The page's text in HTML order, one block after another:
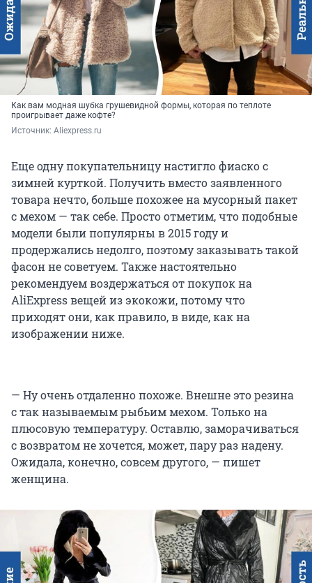
Как вам модная шубка грушевидной формы, которая по теплоте
проигрывает даже кофте?
Источник: Aliexpress.ru
Еще одну покупательницу настигло фиаско с
зимней курткой. Получить вместо заявленного
товара нечто, больше похожее на мусорный пакет
с мехом — так себе. Просто отметим, что подобные
модели были популярны в 2015 году и
продержались недолго, поэтому заказывать такой
фасон не советуем. Также настоятельно
рекомендуем воздержаться от покупок на
AliExpress вещей из экокожи, потому что
приходят они, как правило, в виде, как на
изображении ниже.
— Ну очень отдаленно похоже. Внешне это резина
с так называемым рыбьим мехом. Только на
плюсовую температуру. Оставлю, заморачиваться
с возвратом не хочется, может, пару раз надену.
Ожидала, конечно, совсем другого, — пишет
женщина.